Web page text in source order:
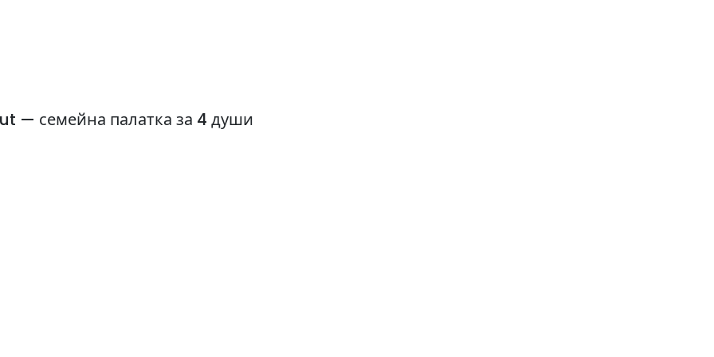
— семейна палатка за 4 души